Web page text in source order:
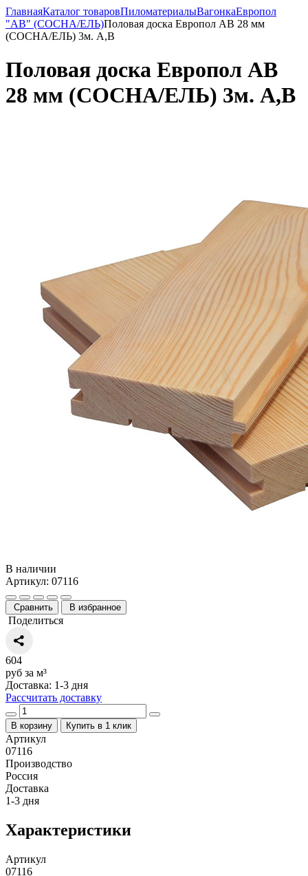
ГлавнаяКаталог товаровПиломатериалыВагонкаЕвропол
"АВ" (СОСНА/ЕЛЬ)Половая доска Европол АВ 28 мм
(СОСНА/ЕЛЬ) 3м. А,В
Половая доска Европол АВ
28 мм (СОСНА/ЕЛЬ) 3м. А,В
В наличии
Артикул: 07116
Сравнить В избранное
Поделиться
604
руб за м³
Доставка: 1-3 дня
Рассчитать доставку
В корзину Купить в 1 клик
Артикул
07116
Производство
Россия
Доставка
1-3 дня
Характеристики
Артикул
07116